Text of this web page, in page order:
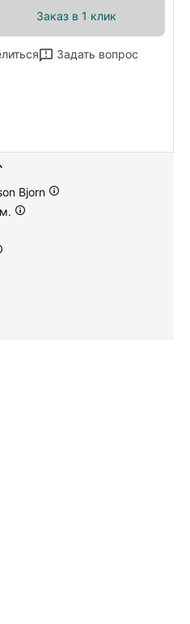
Заказ в 1 клик
Задать вопрос
Bjorn